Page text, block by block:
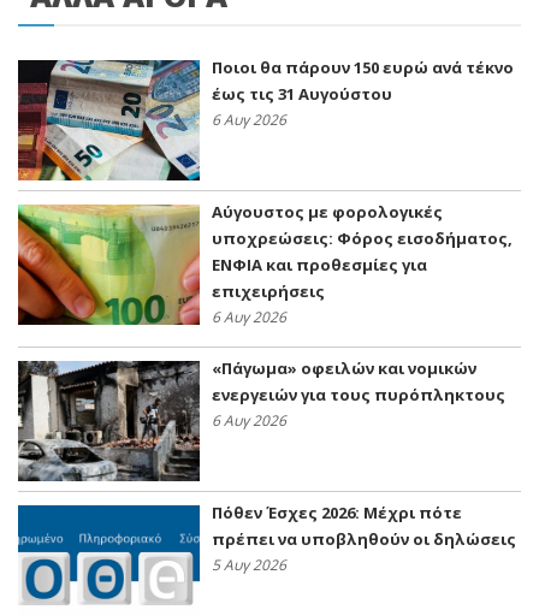
Ποιοι θα πάρουν 150 ευρώ ανά τέκνο
έως τις 31 Αυγούστου
6 Αυγ 2026
Αύγουστος με φορολογικές
υποχρεώσεις: Φόρος εισοδήματος,
ΕΝΦΙΑ και προθεσμίες για
επιχειρήσεις
6 Αυγ 2026
«Πάγωμα» οφειλών και νομικών
ενεργειών για τους πυρόπληκτους
6 Αυγ 2026
Πόθεν Έσχες 2026: Μέχρι πότε
πρέπει να υποβληθούν οι δηλώσεις
5 Αυγ 2026